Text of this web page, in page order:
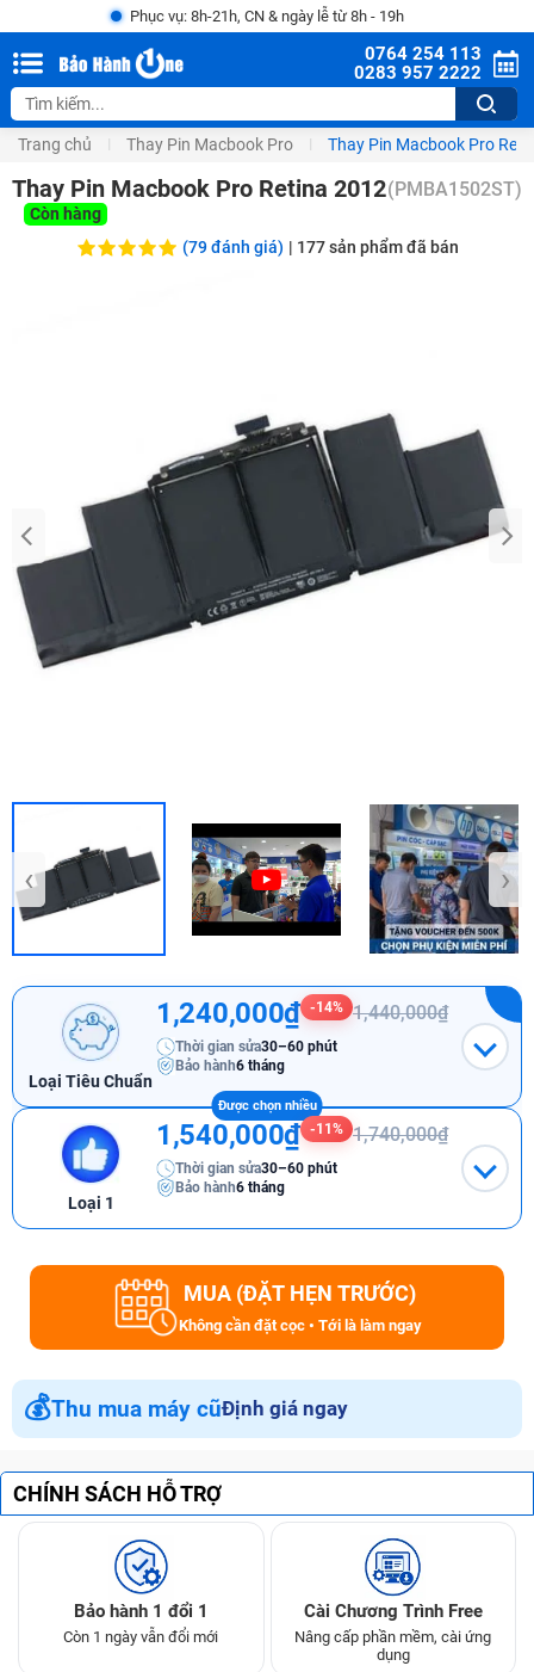
Phục vụ: 8h-21h, CN & ngày lễ từ 8h - 19h
0764 254 113
0283 957 2222
Trang chủ Thay Pin Macbook Pro Thay Pin Macbook Pro
Thay Pin Macbook Pro Retina 2012(PMBA1502ST)
Còn hàng
(79 đánh giá) | 177sản phẩm đã bán
‹ ›
Loại Tiêu Chuẩn
1,240,000₫ -14% 1,440,000₫
Thời gian sửa30–60 phút
Bảo hành6 tháng
Loại 1
1,540,000₫ -11% 1,740,000₫
Thời gian sửa30–60 phút
Bảo hành6 tháng
MUA (ĐẶT HẸN TRƯỚC)
Không cần đặt cọc • Tới là làm ngay
💰Thu mua máy cũĐịnh giá ngay
CHÍNH SÁCH HỖ TRỢ
Bảo hành 1 đổi 1
Còn 1 ngày vẫn đổi mới
Cài Chương Trình Free
Nâng cấp phần mềm, cài ứng
dụng